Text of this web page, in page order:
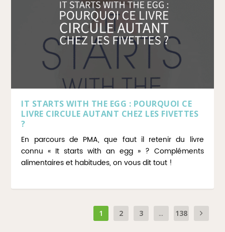
IT STARTS WITH THE EGG : POURQUOI CE
LIVRE CIRCULE AUTANT CHEZ LES FIVETTES
?
En parcours de PMA, que faut il retenir du livre
connu « It starts with an egg » ? Compléments
alimentaires et habitudes, on vous dit tout !
1 2 3 ... 138